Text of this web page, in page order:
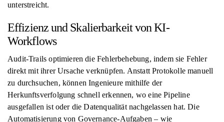
unterstreicht.
Effizienz und Skalierbarkeit von KI-
Workflows
Audit-Trails optimieren die Fehlerbehebung, indem sie Fehler
direkt mit ihrer Ursache verknüpfen. Anstatt Protokolle manuell
zu durchsuchen, können Ingenieure mithilfe der
Herkunftsverfolgung schnell erkennen, wo eine Pipeline
ausgefallen ist oder die Datenqualität nachgelassen hat. Die
Automatisierung von Governance-Aufgaben – wie